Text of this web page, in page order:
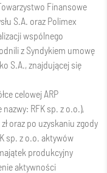
Finansowe
S.A. oraz Polimex
wspólnego
z Syndykiem umowę
S.A., znajdującej się
celowej ARP
RFK sp. z o.o.),
oraz po uzyskaniu zgody
sp. z o.o. aktywów
produkcyjny
aktywności